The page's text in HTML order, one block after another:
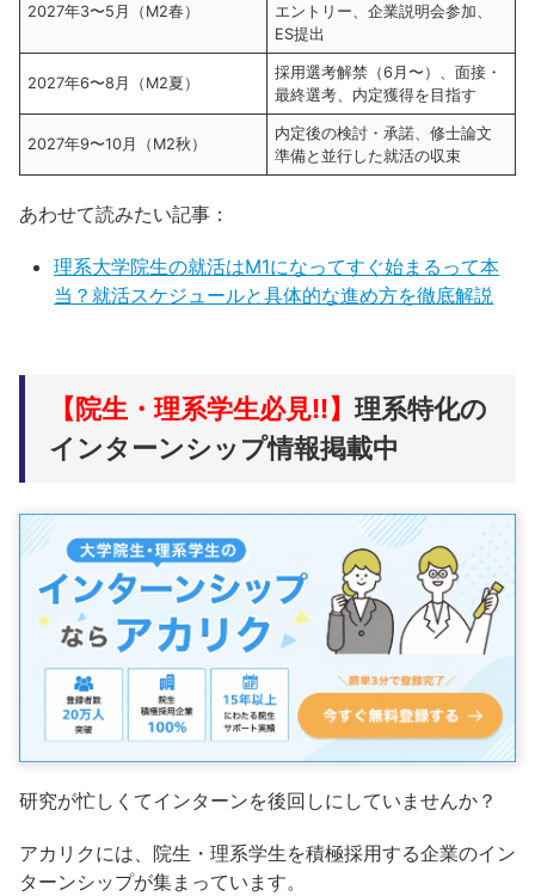
2027年3〜5月（M2春）
エントリー、企業説明会参加、
ES提出
2027年6〜8月（M2夏）
採用選考解禁（6月〜）、面接・
最終選考、内定獲得を目指す
2027年9〜10月（M2秋）
内定後の検討・承諾、修士論文
準備と並行した就活の収束
あわせて読みたい記事：
理系大学院生の就活はM1になってすぐ始まるって本
当？就活スケジュールと具体的な進め方を徹底解説
【院生・理系学生必見!!】 理系特化の
インターンシップ情報掲載中
研究が忙しくてインターンを後回しにしていませんか？
アカリクには、院生・理系学生を積極採用する企業のイン
ターンシップが集まっています。